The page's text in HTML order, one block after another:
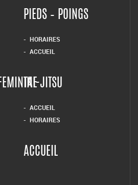
PIEDS – POINGS
HORAIRES
ACCUEIL
TAI-JITSU
ACCUEIL
HORAIRES
ACCUEIL